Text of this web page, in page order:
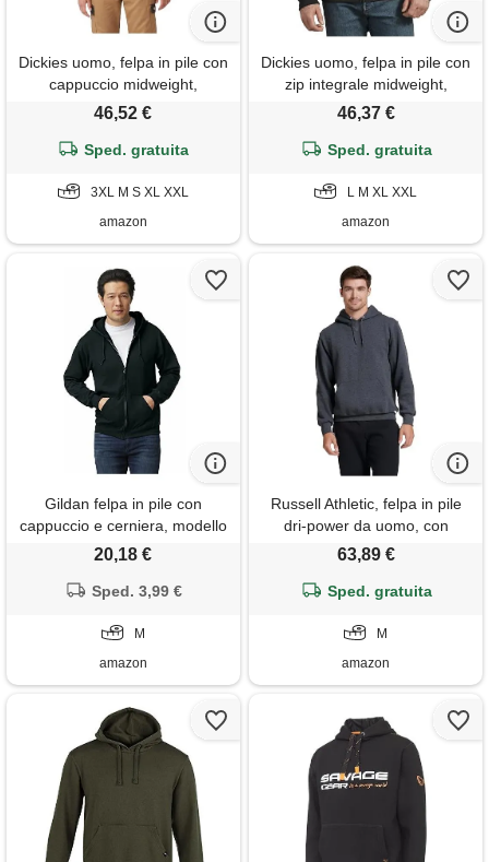
Dickies uomo, felpa in pile con
cappuccio midweight,
vestibilità regular, nero, xxl
46,52 €
Sped. gratuita
3XL M S XL XXL
amazon
Dickies uomo, felpa in pile con
zip integrale midweight,
vestibilità regular, nero, l
46,37 €
Sped. gratuita
L M XL XXL
amazon
Gildan felpa in pile con
cappuccio e cerniera, modello
g18600, felpa con cappuccio
uomo, nero, m
20,18 €
Sped. 3,99 €
M
amazon
Russell Athletic, felpa in pile
dri-power da uomo, con
cappuccio, traspirante, in
misto cotone, vestibilità
comoda, taglie s-4x, medium
63,89 €
Sped. gratuita
M
amazon